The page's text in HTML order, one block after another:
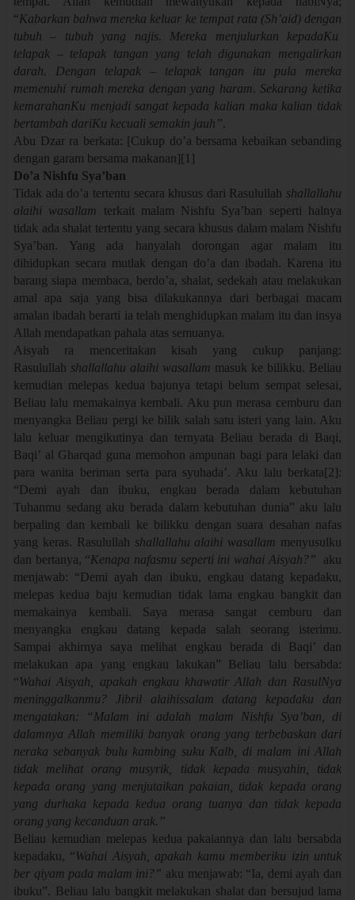
“Kabarkan bahwa mereka keluar ke tempat rata (Sh’aid) dengan
tubuh – tubuh yang najis. Mereka menjulurkan kepadaKu
telapak – telapak tangan yang telah digunakan mengalirkan
darah. Dengan telapak – telapak tangan itu pula mereka
memenuhi rumah mereka dengan yang haram. Sekarang ketika
kemarahanKu menjadi sangat kepada kalian maka kalian tidak
bertambah dariKu kecuali semakin jauh”.
Abu Dzar ra berkata: [Cukup do’a bersama kebaikan sebanding
dengan garam bersama makanan][1]
Do’a Nishfu Sya’ban
Tidak ada do’a tertentu secara khusus dari Rasulullah shallallahu
alaihi wasallam terkait malam Nishfu Sya’ban seperti halnya
tidak ada shalat tertentu yang secara khusus dalam malam Nishfu
Sya’ban. Yang ada hanyalah dorongan agar malam itu
dihidupkan secara mutlak dengan do’a dan ibadah. Karena itu
barang siapa membaca, berdo’a, shalat, sedekah atau melakukan
amal apa saja yang bisa dilakukannya dari berbagai macam
amalan ibadah berarti ia telah menghidupkan malam itu dan insya
Allah mendapatkan pahala atas semuanya.
Aisyah ra menceritakan kisah yang cukup panjang:
Rasulullah shallallahu alaihi wasallam masuk ke bilikku. Beliau
kemudian melepas kedua bajunya tetapi belum sempat selesai,
Beliau lalu memakainya kembali. Aku pun merasa cemburu dan
menyangka Beliau pergi ke bilik salah satu isteri yang lain. Aku
lalu keluar mengikutinya dan ternyata Beliau berada di Baqi,
Baqi’ al Gharqad guna memohon ampunan bagi para lelaki dan
para wanita beriman serta para syuhada’. Aku lalu berkata[2]:
“Demi ayah dan ibuku, engkau berada dalam kebutuhan
Tuhanmu sedang aku berada dalam kebutuhan dunia” aku lalu
berpaling dan kembali ke bilikku dengan suara desahan nafas
yang keras. Rasulullah shallallahu alaihi wasallam menyusulku
dan bertanya, “Kenapa nafasmu seperti ini wahai Aisyah?” aku
menjawab: “Demi ayah dan ibuku, engkau datang kepadaku,
melepas kedua baju kemudian tidak lama engkau bangkit dan
memakainya kembali. Saya merasa sangat cemburu dan
menyangka engkau datang kepada salah seorang isterimu.
Sampai akhirnya saya melihat engkau berada di Baqi’ dan
melakukan apa yang engkau lakukan” Beliau lalu bersabda:
“Wahai Aisyah, apakah engkau khawatir Allah dan RasulNya
meninggalkanmu? Jibril alaihissalam datang kepadaku dan
mengatakan: “Malam ini adalah malam Nishfu Sya’ban, di
dalamnya Allah memiliki banyak orang yang terbebaskan dari
neraka sebanyak bulu kambing suku Kalb, di malam ini Allah
tidak melihat orang musyrik, tidak kepada musyahin, tidak
kepada orang yang menjutaikan pakaian, tidak kepada orang
yang durhaka kepada kedua orang tuanya dan tidak kepada
orang yang kecanduan arak.”
Beliau kemudian melepas kedua pakaiannya dan lalu bersabda
kepadaku, “Wahai Aisyah, apakah kamu memberiku izin untuk
ber qiyam pada malam ini?” aku menjawab: “Ia, demi ayah dan
ibuku”. Beliau lalu bangkit melakukan shalat dan bersujud lama